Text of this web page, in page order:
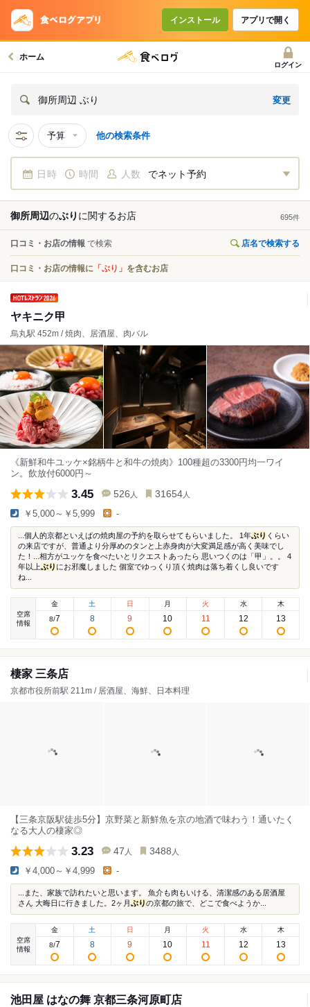
インストール アプリで開く
ホーム
ログイン
御所周辺 ぶり 変更
予算 他の検索条件
日時 時間 人数 でネット予約
御所周辺のぶり に関するお店 695件
口コミ・お店の情報 で検索 店名で検索する
口コミ・お店の情報に 「ぶり」 を含むお店
ヤキニク甲
烏丸駅 452m / 焼肉、居酒屋、肉バル
《新鮮和牛ユッケ×銘柄牛と和牛の焼肉》100種超の3300円均一ワイ
ン。飲放付6000円～
3.45 526 人 31654 人
￥5,000～￥5,999 -
...個人的京都といえばの焼肉屋の予約を取らせてもらいました。 1年ぶり くらい
の来店ですが、普通より分厚めのタンと上赤身肉が大変満足感が高く美味でし
た！...相方がユッケを食べたいとリクエストあったら 思いつくのは「甲」。。 4
年以上ぶり にお邪魔しました 個室でゆっくり頂く焼肉は落ち着くし良いです
ね...
空席
情報
金
8/7
土
8
日
9
月
10
火
11
水
12
木
13
棲家 三条店
京都市役所前駅 211m / 居酒屋、海鮮、日本料理
【三条京阪駅徒歩5分】京野菜と新鮮魚を京の地酒で味わう！通いたく
なる大人の棲家◎
3.23 47 人 3488 人
￥4,000～￥4,999 -
...また、家族で訪れたいと思います。 魚介も肉もいける、清潔感のある居酒屋
さん 大晦日に行きました。2ヶ月 ぶりの京都の旅で、どこで食べようか...
空席
情報
金
8/7
土
8
日
9
月
10
火
11
水
12
木
13
池田屋 はなの舞 京都三条河原町店